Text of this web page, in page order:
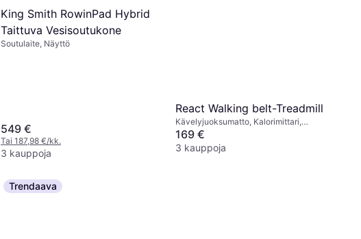
King Smith RowinPad Hybrid
Taittuva Vesisoutukone
Soutulaite, Näyttö
549 €
Tai 187,98 €/kk.
3 kauppoja
React Walking belt-Treadmill
Kävelyjuoksumatto, Kalorimittari,
Taitettava, Näyttö, Kuljetuspyörät,
Nopeusmittari
169 €
3 kauppoja
Trendaava